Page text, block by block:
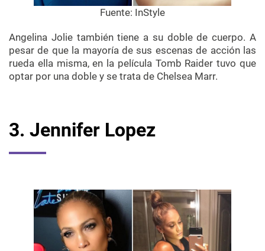
Fuente: InStyle
Angelina Jolie también tiene a su doble de cuerpo. A
pesar de que la mayoría de sus escenas de acción las
rueda ella misma, en la película Tomb Raider tuvo que
optar por una doble y se trata de Chelsea Marr.
3. Jennifer Lopez